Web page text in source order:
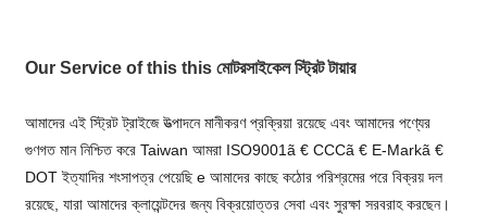
Our Service of this this মোটরসাইকেল স্ট্রিট টায়ার
আমাদের এই স্ট্রিট ট্রাইজে উত্পাদনে মানীকরণ প্রক্রিয়া রয়েছে এবং আমাদের পণ্যের
গুণগত মান নিশ্চিত করে Taiwan আমরা ISO9001ã € CCCã € E-Markã €
DOT ইত্যাদির শংসাপত্র পেয়েছি e আমাদের কাছে কঠোর পরিশ্রমের পরে বিক্রয় দল
রয়েছে, যারা আমাদের ক্লায়েন্টদের জন্য বিক্রয়োত্তর সেবা এবং সুরক্ষা সরবরাহ করছেন।